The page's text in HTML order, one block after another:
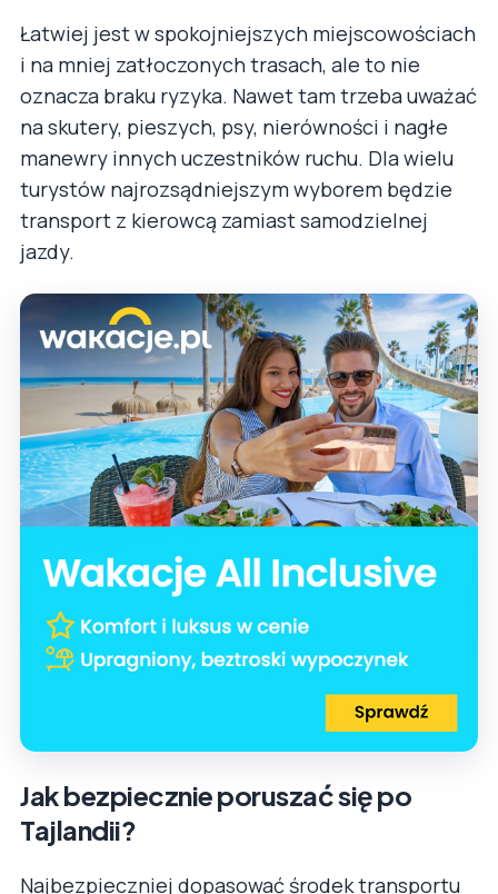
Łatwiej jest w spokojniejszych miejscowościach
i na mniej zatłoczonych trasach, ale to nie
oznacza braku ryzyka. Nawet tam trzeba uważać
na skutery, pieszych, psy, nierówności i nagłe
manewry innych uczestników ruchu. Dla wielu
turystów najrozsądniejszym wyborem będzie
transport z kierowcą zamiast samodzielnej
jazdy.
Jak bezpiecznie poruszać się po
Tajlandii?
Najbezpieczniej dopasować środek transportu